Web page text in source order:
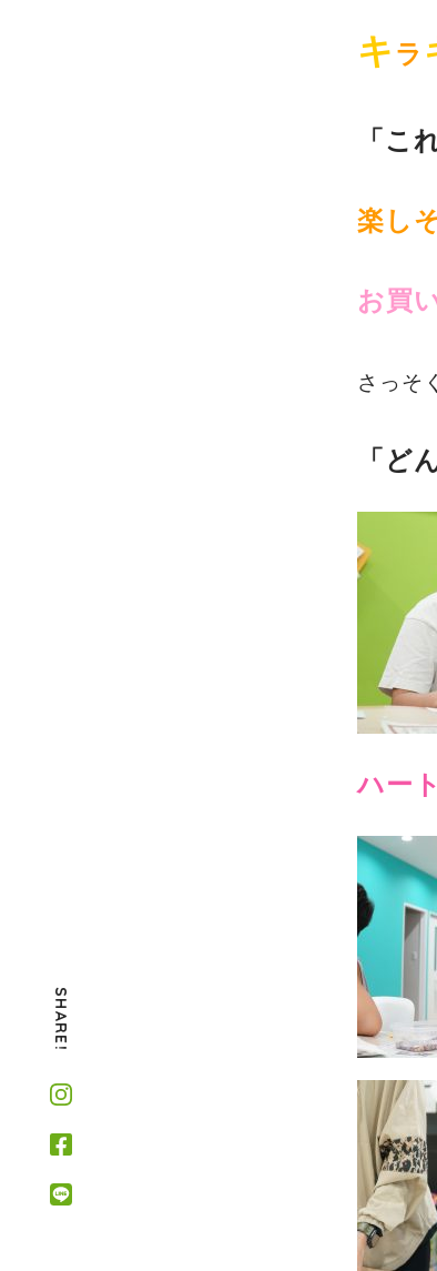
SHARE!
キ ラ
「こ
楽し
お買
さっそく
「ど
ハート